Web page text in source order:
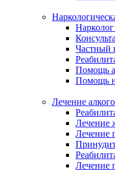
Частный
Помощь
Помощь
Лечение
Лечение
Лечение
Лечение